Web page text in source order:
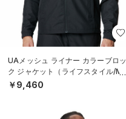
UAメッシュ ライナー カラーブロッ
ク ジャケット（ライフスタイル/ME
N）
￥9,460